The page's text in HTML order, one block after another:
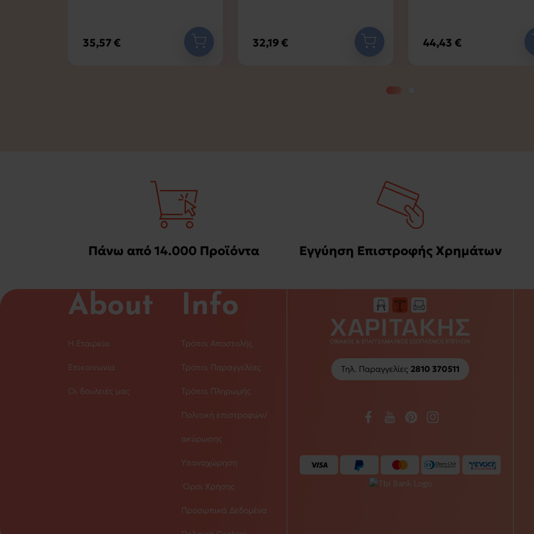
35,57 € 32,19 € 44,43 €
Πάνω από 14.000 Προϊόντα Εγγύηση Επιστροφής Χρημάτων
About
Η Εταιρεία
Επικοινωνία
Οι δουλειές μας
Info
Τρόποι Αποστολής
Τρόποι Παραγγελίας
Τρόποι Πληρωμής
Πολιτική επιστροφών/
ακύρωσης
Υπαναχώρηση
'Οροι Χρήσης
Προσωπικά Δεδομένα
Τηλ. Παραγγελίες 2810 370511